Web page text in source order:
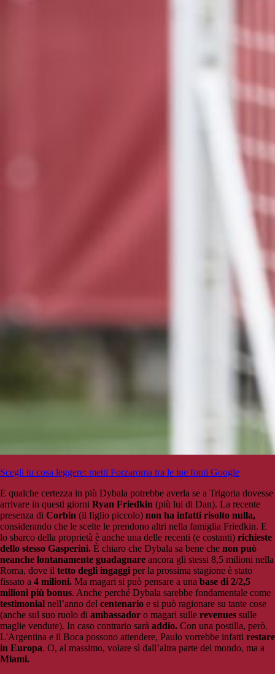
Scegli tu cosa leggere: metti Forzaroma tra le tue fonti Google
E qualche certezza in più Dybala potrebbe averla se a Trigoria dovesse
arrivare in questi giorni Ryan Friedkin (più lui di Dan). La recente
presenza di Corbin (il figlio piccolo) non ha infatti risolto nulla,
considerando che le scelte le prendono altri nella famiglia Friedkin. E
lo sbarco della proprietà è anche una delle recenti (e costanti) richieste
dello stesso Gasperini. È chiaro che Dybala sa bene che non può
neanche lontanamente guadagnare ancora gli stessi 8,5 milioni nella
Roma, dove il tetto degli ingaggi per la prossima stagione è stato
fissato a 4 milioni. Ma magari si può pensare a una base di 2/2,5
milioni più bonus. Anche perché Dybala sarebbe fondamentale come
testimonial nell’anno del centenario e si può ragionare su tante cose
(anche sul suo ruolo di ambassador o magari sulle revenues sulle
maglie vendute). In caso contrario sarà addio. Con una postilla, però.
L'Argentina e il Boca possono attendere, Paulo vorrebbe infatti restare
in Europa. O, al massimo, volare sì dall’altra parte del mondo, ma a
Miami.